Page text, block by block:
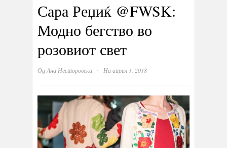
Сара Реџиќ @FWSK:
Модно бегство во
розовиот свет
ОдАна Несторовска · На април 1, 2018